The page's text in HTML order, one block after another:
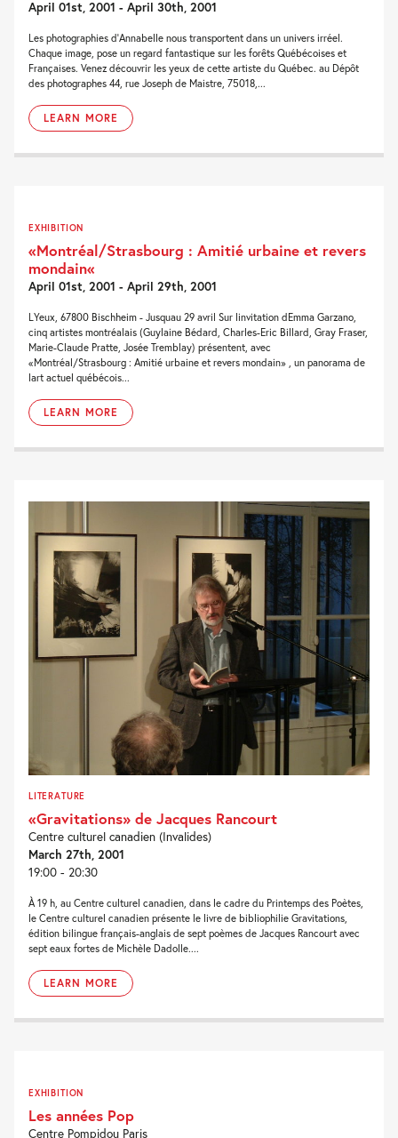
April 01st, 2001 - April 30th, 2001
Les photographies d'Annabelle nous transportent dans un univers irréel.
Chaque image, pose un regard fantastique sur les forêts Québécoises et
Françaises. Venez découvrir les yeux de cette artiste du Québec. au Dépôt
des photographes 44, rue Joseph de Maistre, 75018,...
LEARN MORE
EXHIBITION
«Montréal/Strasbourg : Amitié urbaine et revers
mondain«
April 01st, 2001 - April 29th, 2001
LYeux, 67800 Bischheim - Jusquau 29 avril Sur linvitation dEmma Garzano,
cinq artistes montréalais (Guylaine Bédard, Charles-Eric Billard, Gray Fraser,
Marie-Claude Pratte, Josée Tremblay) présentent, avec
«Montréal/Strasbourg : Amitié urbaine et revers mondain» , un panorama de
lart actuel québécois...
LEARN MORE
LITERATURE
«Gravitations» de Jacques Rancourt
Centre culturel canadien (Invalides)
March 27th, 2001
19:00 - 20:30
À 19 h, au Centre culturel canadien, dans le cadre du Printemps des Poètes,
le Centre culturel canadien présente le livre de bibliophilie Gravitations,
édition bilingue français-anglais de sept poèmes de Jacques Rancourt avec
sept eaux fortes de Michèle Dadolle....
LEARN MORE
EXHIBITION
Les années Pop
Centre Pompidou Paris